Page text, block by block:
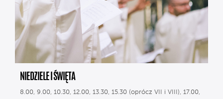
NIEDZIELE I ŚWIĘTA
8.00, 9.00, 10.30, 12.00, 13.30, 15.30 (oprócz VII i VIII), 17.00,